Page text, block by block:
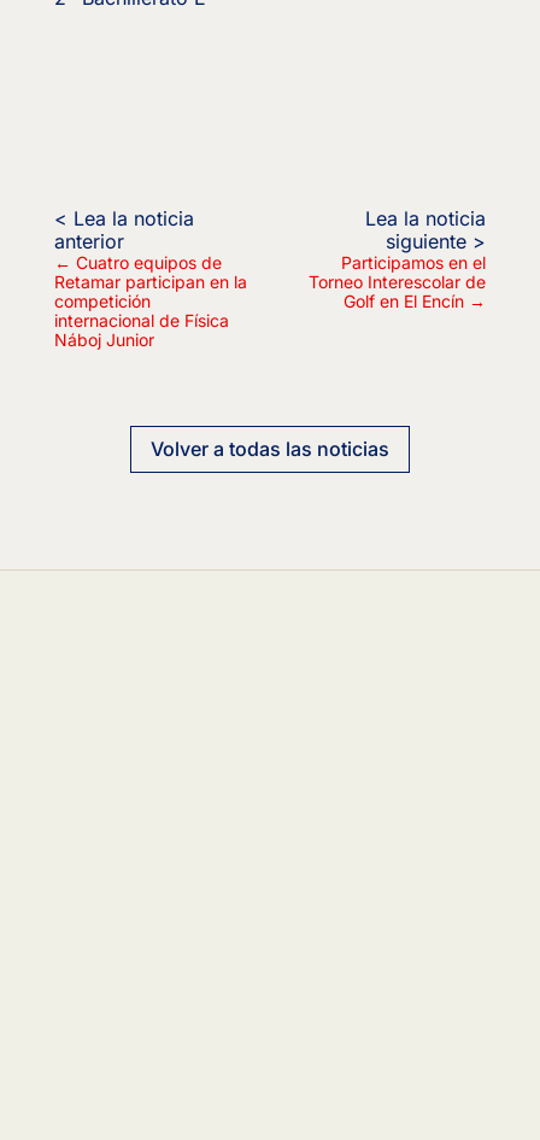
← Cuatro equipos de
Retamar participan en la
competición
internacional de Física
Náboj Junior
Participamos en el
Torneo Interescolar de
Golf en El Encín →
Volver a todas las noticias